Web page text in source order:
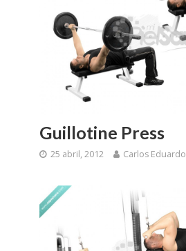
Guillotine Press
25 abril, 2012 Carlos